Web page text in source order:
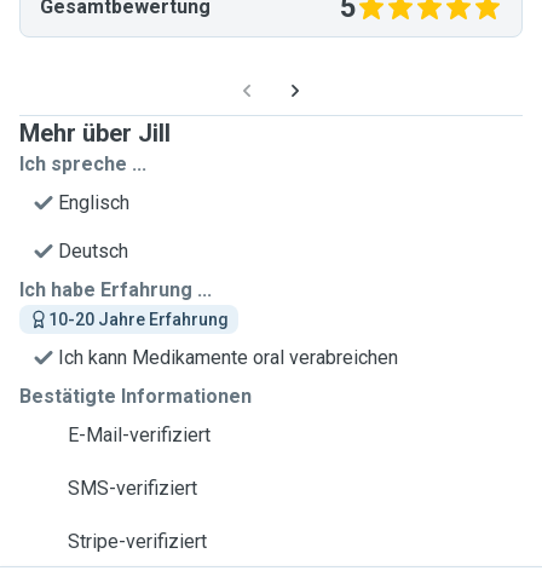
Gesamtbewertung 5
Mehr über Jill
Ich spreche ...
Englisch
Deutsch
Ich habe Erfahrung ...
10-20 Jahre Erfahrung
Ich kann Medikamente oral verabreichen
Bestätigte Informationen
E-Mail-verifiziert
SMS-verifiziert
Stripe-verifiziert